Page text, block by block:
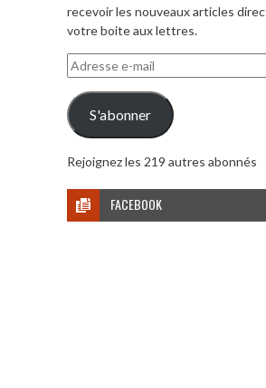
recevoir les nouveaux articles
votre boite aux lettres.
Adresse
e-
mail
S'abonner
Rejoignez les 219 autres abonnés
FACEBOOK